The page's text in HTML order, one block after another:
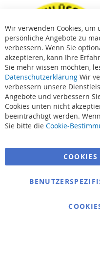
Suchbegriffe
Bestellungen und
Kontaktieren Sie uns
Cookie Einstellungen
Wir verwenden Cookies, um
persönliche Angebote zu
verbessern. Wenn Sie
akzeptieren, kann Ihre
Sie mehr wissen möchten,
Datenschutzerklärung Wir
verbessern unsere
Angebote und verbessern
Cookies unten nicht
beeinträchtigt werden.
Sie bitte die Cookie-
COOKIES